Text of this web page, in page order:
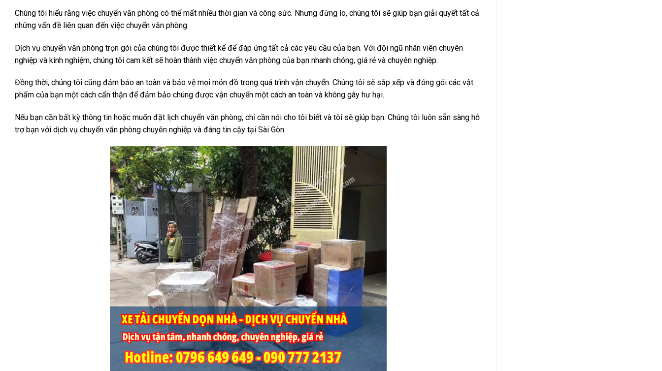
Chúng tôi hiểu rằng việc chuyển văn phòng có thể mất nhiều thời gian và công sức. Nhưng đừng lo, chúng tôi sẽ giúp bạn giải quyết tất cả
những vấn đề liên quan đến việc chuyển văn phòng.
Dịch vụ chuyển văn phòng trọn gói của chúng tôi được thiết kế để đáp ứng tất cả các yêu cầu của bạn. Với đội ngũ nhân viên chuyên
nghiệp và kinh nghiệm, chúng tôi cam kết sẽ hoàn thành việc chuyển văn phòng của bạn nhanh chóng, giá rẻ và chuyên nghiệp.
Đồng thời, chúng tôi cũng đảm bảo an toàn và bảo vệ mọi món đồ trong quá trình vận chuyển. Chúng tôi sẽ sắp xếp và đóng gói các vật
phẩm của bạn một cách cẩn thận để đảm bảo chúng được vận chuyển một cách an toàn và không gây hư hại.
Nếu bạn cần bất kỳ thông tin hoặc muốn đặt lịch chuyển văn phòng, chỉ cần nói cho tôi biết và tôi sẽ giúp bạn. Chúng tôi luôn sẵn sàng hỗ
trợ bạn với dịch vụ chuyển văn phòng chuyên nghiệp và đáng tin cậy tại Sài Gòn.